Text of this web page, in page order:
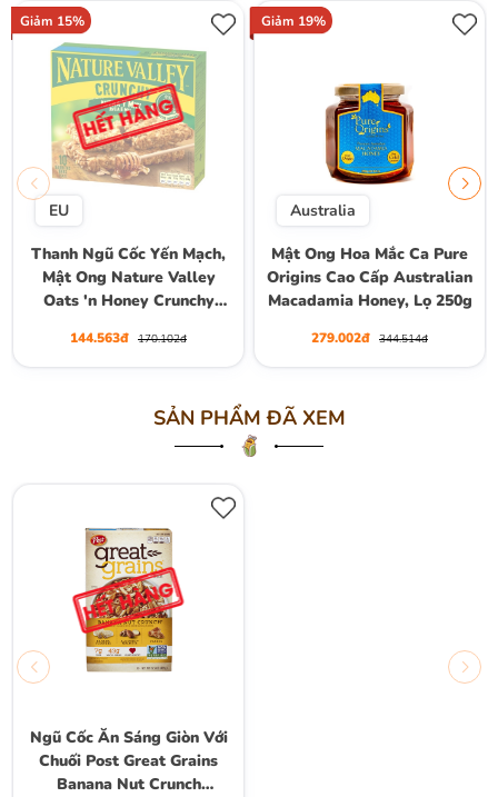
Giảm 15%
EU
Thanh Ngũ Cốc Yến Mạch,
Mật Ong Nature Valley
Oats 'n Honey Crunchy
Thanh (5 Gói) , Hộp 210g
144.563đ 170.102đ
Giảm 19%
Australia
Mật Ong Hoa Mắc Ca Pure
Origins Cao Cấp Australian
Macadamia Honey, Lọ 250g
279.002đ 344.514đ
SẢN PHẨM ĐÃ XEM
Ngũ Cốc Ăn Sáng Giòn Với
Chuối Post Great Grains
Banana Nut Crunch